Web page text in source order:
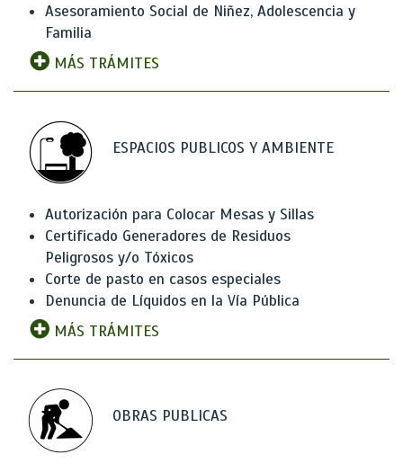
Asesoramiento Social de Niñez, Adolescencia y
Familia
MÁS TRÁMITES
ESPACIOS PUBLICOS Y AMBIENTE
Autorización para Colocar Mesas y Sillas
Certificado Generadores de Residuos
Peligrosos y/o Tóxicos
Corte de pasto en casos especiales
Denuncia de Líquidos en la Vía Pública
MÁS TRÁMITES
OBRAS PUBLICAS